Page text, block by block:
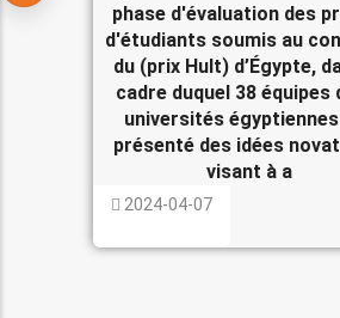
phase d'évaluation des
d'étudiants soumis au
du (prix Hult) d’Égypte,
cadre duquel 38 équipes
universités
présenté des idées
visant à a
2024-04-07